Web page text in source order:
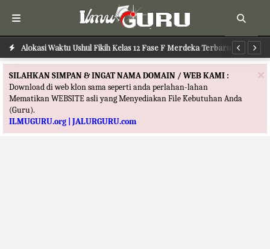
Alokasi Waktu Ushul Fikih Kelas 12 Fase F Merdeka Terbaru
Alokasi Waktu Ilmu Tafsir Kelas 12 Fase F Merdeka Terbaru
×
SILAHKAN SIMPAN & INGAT NAMA DOMAIN / WEB KAMI :
Download di web klon sama seperti anda perlahan-lahan
Mematikan WEBSITE asli yang Menyediakan File Kebutuhan Anda
(Guru).
ILMUGURU.org | JALURGURU.com